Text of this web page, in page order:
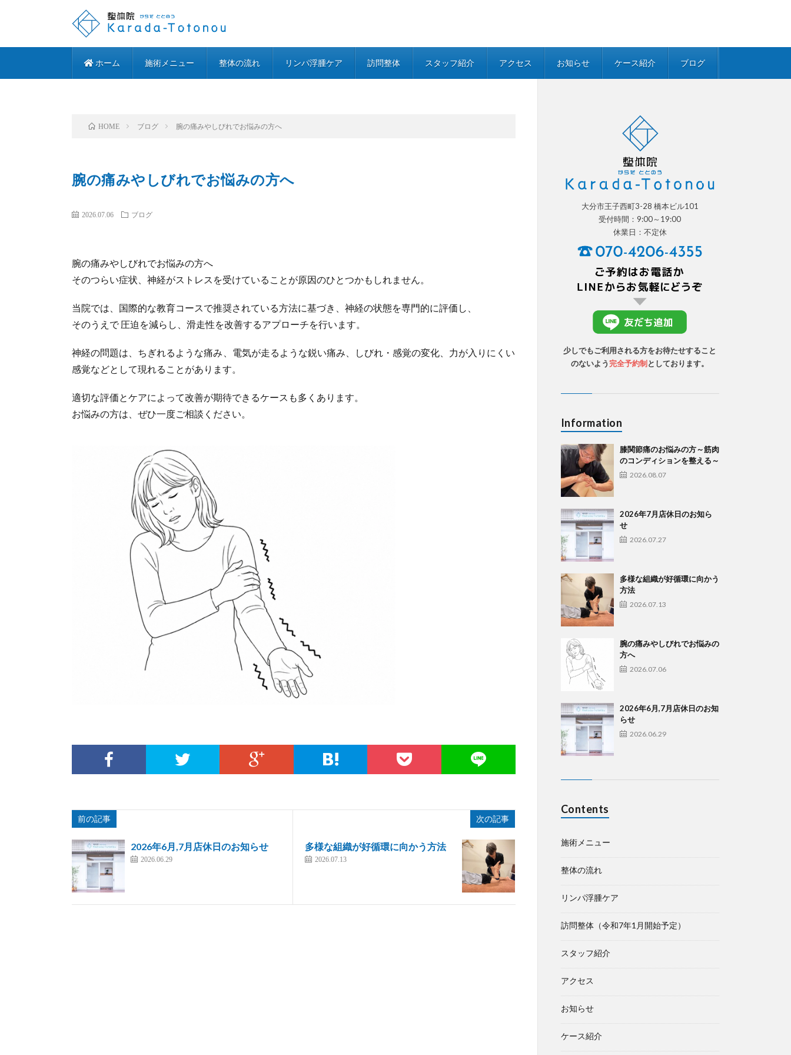
ホーム 施術メニュー 整体の流れ リンパ浮腫ケア 訪問整体 スタッフ紹介 アクセス お知らせ ケース紹介 ブログ
HOME ブログ 腕の痛みやしびれでお悩みの方へ
腕の痛みやしびれでお悩みの方へ
2026.07.06 ブログ
腕の痛みやしびれでお悩みの方へ
そのつらい症状、神経がストレスを受けていることが原因のひとつかもしれません。
当院では、国際的な教育コースで推奨されている方法に基づき、神経の状態を専門的に評価し、
そのうえで 圧迫を減らし、滑走性を改善するアプローチを行います。
神経の問題は、ちぎれるような痛み、電気が走るような鋭い痛み、しびれ・感覚の変化、力が入りにくい
感覚などとして現れることがあります。
適切な評価とケアによって改善が期待できるケースも多くあります。
お悩みの方は、ぜひ一度ご相談ください。
前の記事
2026年6月,7月店休日のお知らせ
2026.06.29
次の記事
多様な組織が好循環に向かう方法
2026.07.13
大分市王子西町3-28 橋本ビル101
受付時間：9:00～19:00
休業日：不定休
少しでもご利用される方をお待たせすること
のないよう 完全予約制 としております。
Information
膝関節痛のお悩みの方～筋肉
のコンディションを整える～
2026.08.07
2026年7月店休日のお知ら
せ
2026.07.27
多様な組織が好循環に向かう
方法
2026.07.13
腕の痛みやしびれでお悩みの
方へ
2026.07.06
2026年6月,7月店休日のお知
らせ
2026.06.29
Contents
施術メニュー
整体の流れ
リンパ浮腫ケア
訪問整体（令和7年1月開始予定）
スタッフ紹介
アクセス
お知らせ
ケース紹介